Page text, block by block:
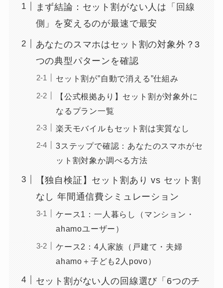
まず結論：セット割がない人は「回線
側」を変えるのが最速で最安
あなたのスマホはセット割の対象外？3
つの典型パターンを確認
セット割が”自動で消える”仕組み
【公式根拠あり】セット割が対象外に
なるプラン一覧
楽天モバイルもセット割は実質なし
3ステップで確認：あなたのスマホがセ
ット割対象か調べる方法
【独自検証】セット割あり vs セット割
なし 年間通信費シミュレーション
ケース1：一人暮らし（マンション・
ahamoユーザー）
ケース2：4人家族（戸建て・夫婦
ahamo＋子ども2人povo）
セット割がない人の回線選び「6つのチ